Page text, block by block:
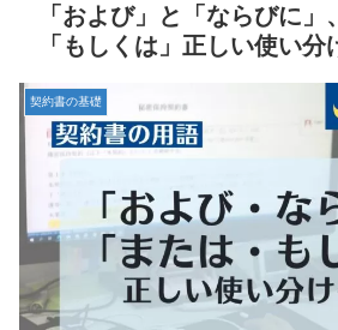
「および」と「ならびに」
「もしくは」正しい使い分
契約書の基礎